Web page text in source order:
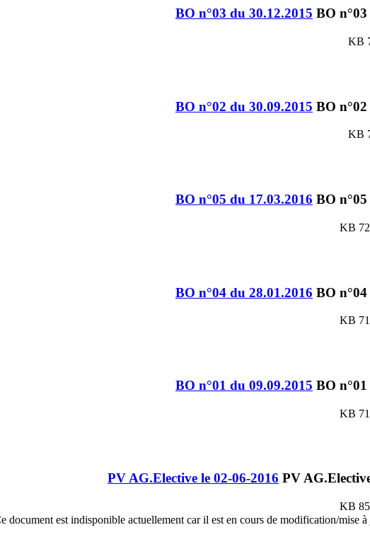
BO n°03 du 30.12.2015
BO n°02 du 30.09.2015
BO n°05 du 17.03.2016
BO n°04 du 28.01.2016
BO n°01 du 09.09.2015
PV AG.Elective le 02-06-2016
document est indisponible actuellement car il est en cours de modification/mise